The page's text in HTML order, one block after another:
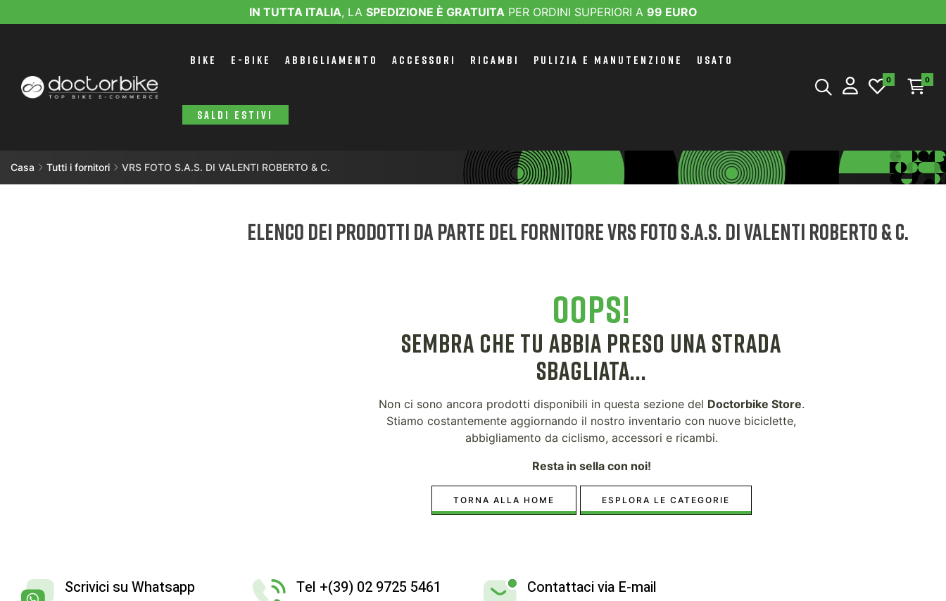
IN TUTTA ITALIA, LA SPEDIZIONE È GRATUITAPER ORDINI SUPERIORI A 99 EURO
BIKE E-BIKE ABBIGLIAMENTO ACCESSORI RICAMBI PULIZIA E MANUTENZIONE USATO
SALDI ESTIVI
0 0
Casa Tutti i fornitori VRS FOTO S.A.S. DI VALENTI ROBERTO & C.
Elenco dei prodotti da parte del fornitore VRS FOTO S.A.S. DI VALENTI ROBERTO & C.
OOPS!
SEMBRA CHE TU ABBIA PRESO UNA STRADA
SBAGLIATA...
Non ci sono ancora prodotti disponibili in questa sezione del Doctorbike Store.
Stiamo costantemente aggiornando il nostro inventario con nuove biciclette,
abbigliamento da ciclismo, accessori e ricambi.
Resta in sella con noi!
TORNA ALLA HOME ESPLORA LE CATEGORIE
Scrivici su Whatsapp Tel +(39) 02 9725 5461 Contattaci via E-mail